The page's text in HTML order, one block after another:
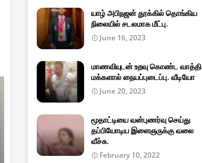
யாழ் அபிநஜன் தூக்கில் தொங்கிய
நிலையில் சடலமாக மீட்பு.
June 16, 2023
மாணவியுடன் உறவு கொண்ட வாத்தி
மக்களால் நையப்புடைப்பு. வீடியோ
June 20, 2023
மூதாட்டியை வன்புணர்வு செய்து
தப்பியோடிய இளைஞருக்கு வலை
வீச்சு.
February 10, 2022